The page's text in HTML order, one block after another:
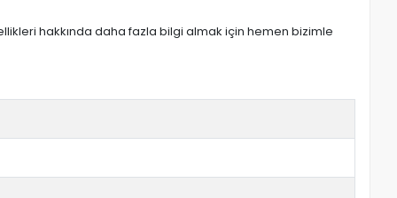
hakkında daha fazla bilgi almak için hemen bizimle